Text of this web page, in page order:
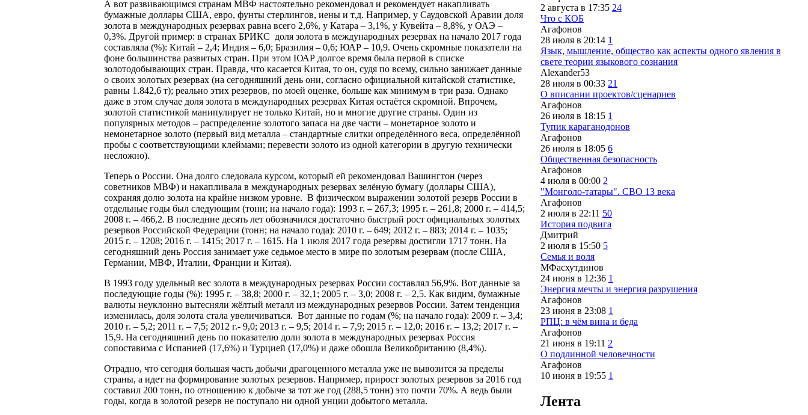
А вот развивающимся странам МВФ настоятельно рекомендовал и рекомендует накапливать
бумажные доллары США, евро, фунты стерлингов, иены и т.д. Например, у Саудовской Аравии доля
золота в международных резервах равна всего 2,6%, у Катара – 3,1%, у Кувейта – 8,8%, у ОАЭ –
0,3%. Другой пример: в странах БРИКС доля золота в международных резервах на начало 2017 года
составляла (%): Китай – 2,4; Индия – 6,0; Бразилия – 0,6; ЮАР – 10,9. Очень скромные показатели на
фоне большинства развитых стран. При этом ЮАР долгое время была первой в списке
золотодобывающих стран. Правда, что касается Китая, то он, судя по всему, сильно занижает данные
о своих золотых резервах (на сегодняшний день они, согласно официальной китайской статистике,
равны 1.842,6 т); реально этих резервов, по моей оценке, больше как минимум в три раза. Однако
даже в этом случае доля золота в международных резервах Китая остаётся скромной. Впрочем,
золотой статистикой манипулирует не только Китай, но и многие другие страны. Один из
популярных методов – распределение золотого запаса на две части – монетарное золото и
немонетарное золото (первый вид металла – стандартные слитки определённого веса, определённой
пробы с соответствующими клеймами; перевести золото из одной категории в другую технически
несложно).
Теперь о России. Она долго следовала курсом, который ей рекомендовал Вашингтон (через
советников МВФ) и накапливала в международных резервах зелёную бумагу (доллары США),
сохраняя долю золота на крайне низком уровне. В физическом выражении золотой резерв России в
отдельные годы был следующим (тонн; на начало года): 1993 г. – 267,3; 1995 г. – 261,8; 2000 г. – 414,5;
2008 г. – 466,2. В последние десять лет обозначился достаточно быстрый рост официальных золотых
резервов Российской Федерации (тонн; на начало года): 2010 г. – 649; 2012 г. – 883; 2014 г. – 1035;
2015 г. – 1208; 2016 г. – 1415; 2017 г. – 1615. На 1 июля 2017 года резервы достигли 1717 тонн. На
сегодняшний день Россия занимает уже седьмое место в мире по золотым резервам (после США,
Германии, МВФ, Италии, Франции и Китая).
В 1993 году удельный вес золота в международных резервах России составлял 56,9%. Вот данные за
последующие годы (%): 1995 г. – 38,8; 2000 г. – 32,1; 2005 г. – 3,0; 2008 г. – 2,5. Как видим, бумажные
валюты неуклонно вытесняли жёлтый металл из международных резервов России. Затем тенденция
изменилась, доля золота стала увеличиваться. Вот данные по годам (%; на начало года): 2009 г. – 3,4;
2010 г. – 5,2; 2011 г. – 7,5; 2012 г.- 9,0; 2013 г. – 9,5; 2014 г. – 7,9; 2015 г. – 12,0; 2016 г. – 13,2; 2017 г. –
15,9. На сегодняшний день по показателю доли золота в международных резервах Россия
сопоставима с Испанией (17,6%) и Турцией (17,0%) и даже обошла Великобританию (8,4%).
Отрадно, что сегодня большая часть добычи драгоценного металла уже не вывозится за пределы
страны, а идет на формирование золотых резервов. Например, прирост золотых резервов за 2016 год
составил 200 тонн, по отношению к добыче за тот же год (288,5 тонн) это почти 70%. А ведь были
годы, когда в золотой резерв не поступало ни одной унции добытого металла.
2 августа в 17:35 24
Что с КОБ
Агафонов
28 июля в 20:14 1
Язык, мышление, общество как аспекты одного явления в
свете теории языкового сознания
Alexander53
28 июля в 00:33 21
О вписании проектов/сценариев
Агафонов
26 июля в 18:15 1
Тупик караганодонов
Агафонов
26 июля в 18:05 6
Общественная безопасность
Агафонов
4 июля в 00:00 2
"Монголо-татары". СВО 13 века
Агафонов
2 июля в 22:11 50
История подвига
Дмитрий
2 июля в 15:50 5
Семья и воля
МФасхутдинов
24 июня в 12:36 1
Энергия мечты и энергия разрушения
Агафонов
23 июня в 23:08 1
РПЦ: в чём вина и беда
Агафонов
21 июня в 19:11 2
О подлинной человечности
Агафонов
10 июня в 19:55 1
Лента